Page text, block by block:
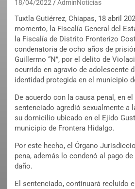
18/04/2022 AdminNoticias
Tuxtla Gutiérrez, Chiapas, 18 abril
momento, la Fiscalía General del
la Fiscalía de Distrito Fronterizo
condenatoria de ocho años de
Guillermo “N”, por el delito de
ocurrido en agravio de adolescente
identidad protegida en el municipio
De acuerdo con la causa penal, en el
sentenciado agredió sexualmente a
su domicilio ubicado en el Ejido
municipio de Frontera Hidalgo.
Por este hecho, el Órgano
pena, además lo condenó al pago de
daño.
El sentenciado, continuará recluido